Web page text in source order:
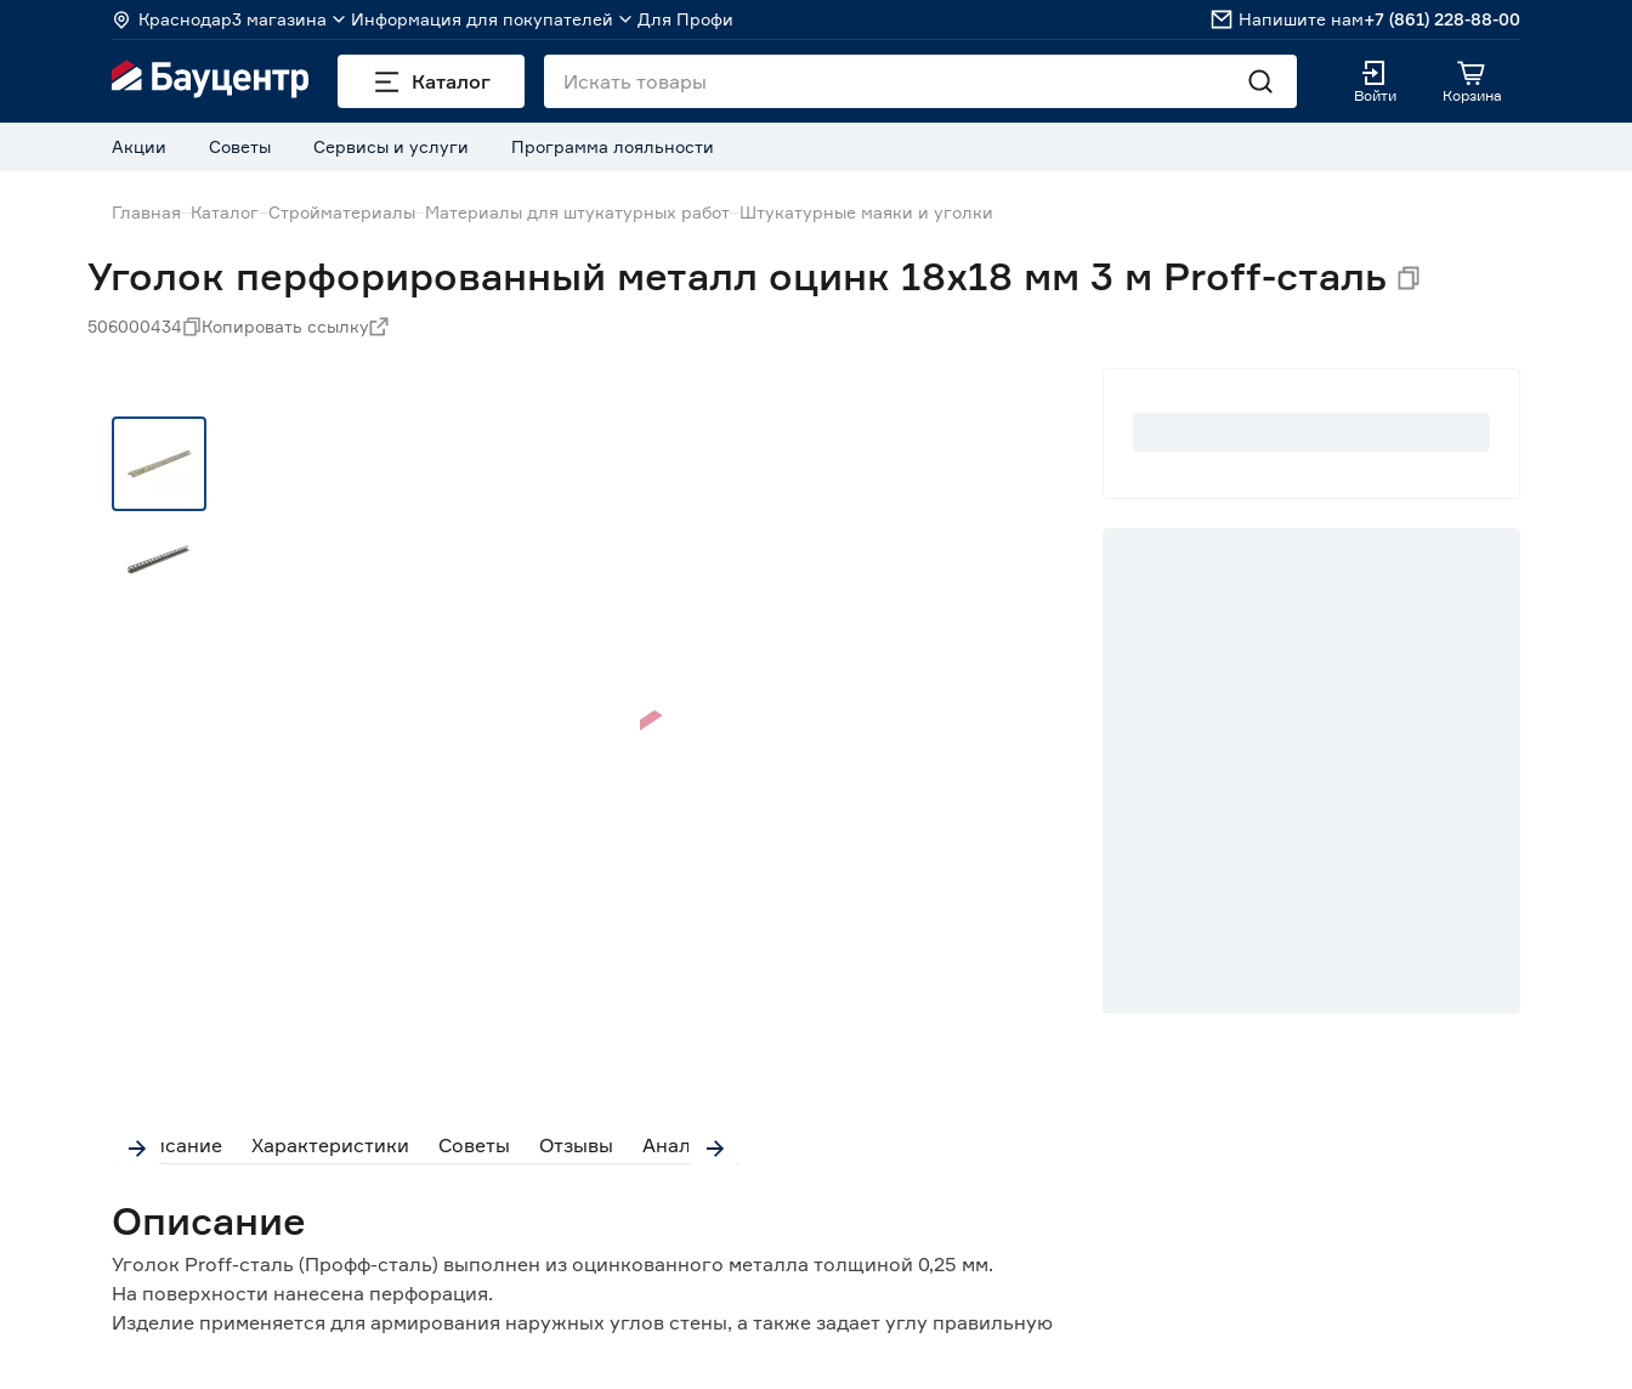
Краснодар3 магазина Информация для покупателей Для Профи Напишите нам+7 (861) 228-88-00
Каталог
Войти Корзина
Акции Советы Сервисы и услуги Программа лояльности
Главная Каталог Стройматериалы Материалы для штукатурных работ Штукатурные маяки и уголки
Уголок перфорированный металл оцинк 18x18 мм 3 м Proff-сталь
506000434 Копировать ссылку
Описание Характеристики Советы Отзывы Аналоги
Описание
Уголок Proff-сталь (Профф-сталь) выполнен из оцинкованного металла толщиной 0,25 мм.
На поверхности нанесена перфорация.
Изделие применяется для армирования наружных углов стены, а также задает углу правильную